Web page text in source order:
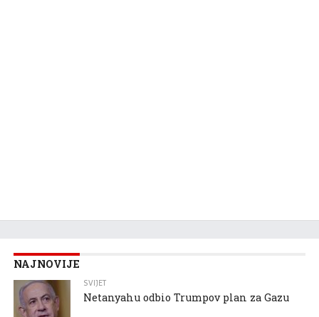
NAJNOVIJE
SVIJET
Netanyahu odbio Trumpov plan za Gazu